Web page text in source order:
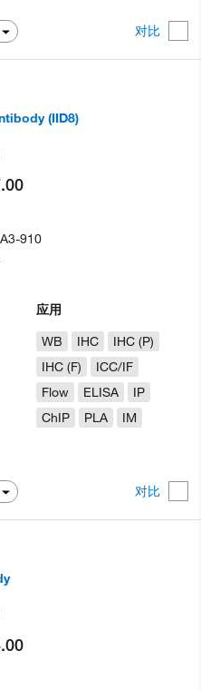
对比
(IID8)
对比
应用
WB
IHC
IHC (P)
IHC (F)
ICC/IF
Flow
ELISA
IP
ChIP
PLA IM
910